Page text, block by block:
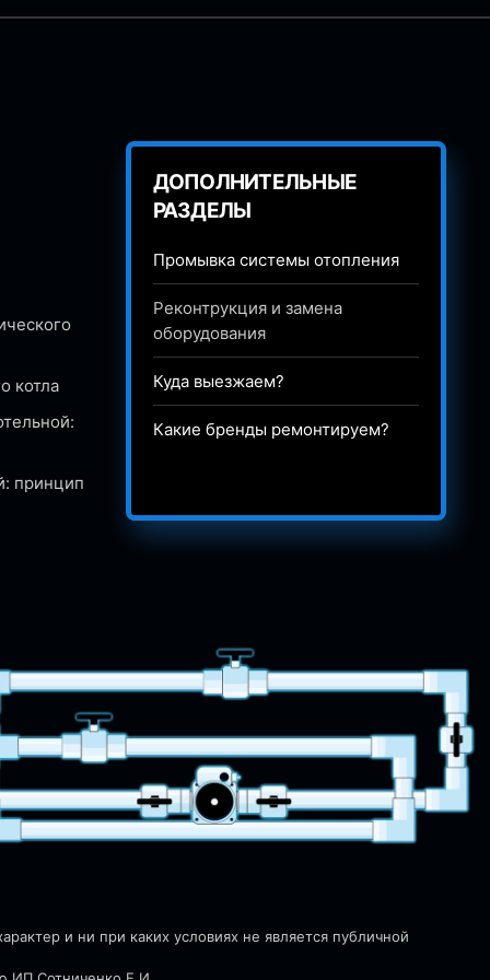
котла
принцип
ДОПОЛНИТЕЛЬНЫЕ
РАЗДЕЛЫ
Промывка системы отопления
Реконтрукция и замена
оборудования
Куда выезжаем?
Какие бренды ремонтируем?
и ни при каких условиях не является публичной